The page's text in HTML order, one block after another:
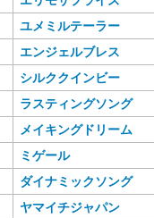
ユメミルテーラー
エンジェルブレス
シルククインビー
ラスティングソング
メイキングドリーム
ミゲール
ダイナミックソング
ヤマイチジャパン